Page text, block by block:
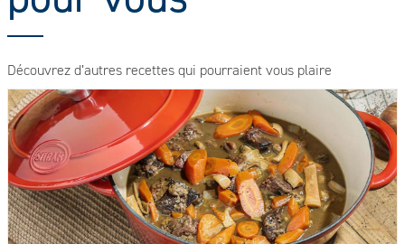
Découvrez d’autres recettes qui pourraient vous plaire